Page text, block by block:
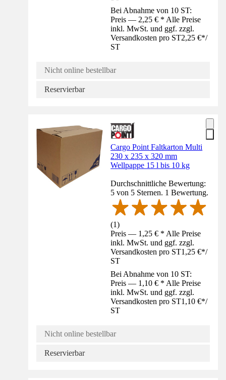
Bei Abnahme von 10 ST:
Preis — 2,25 € * Alle Preise
inkl. MwSt. und ggf. zzgl.
Versandkosten pro ST2,25 €*/
ST
Nicht online bestellbar
Reservierbar
Cargo Point Faltkarton Multi
230 x 235 x 320 mm
Wellpappe 15 l bis 10 kg
Durchschnittliche Bewertung:
5 von 5 Sternen. 1 Bewertung.
(1)
Preis — 1,25 € * Alle Preise
inkl. MwSt. und ggf. zzgl.
Versandkosten pro ST1,25 €*/
ST
Bei Abnahme von 10 ST:
Preis — 1,10 € * Alle Preise
inkl. MwSt. und ggf. zzgl.
Versandkosten pro ST1,10 €*/
ST
Nicht online bestellbar
Reservierbar